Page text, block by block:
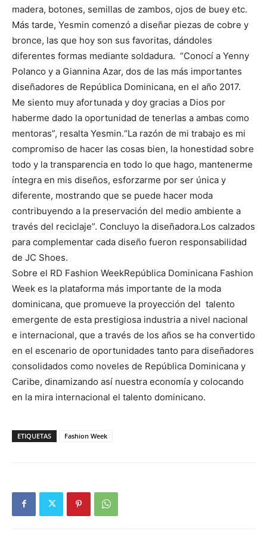
madera, botones, semillas de zambos, ojos de buey etc.
Más tarde, Yesmin comenzó a diseñar piezas de cobre y
bronce, las que hoy son sus favoritas, dándoles
diferentes formas mediante soldadura. “Conocí a Yenny
Polanco y a Giannina Azar, dos de las más importantes
diseñadores de República Dominicana, en el año 2017.
Me siento muy afortunada y doy gracias a Dios por
haberme dado la oportunidad de tenerlas a ambas como
mentoras”, resalta Yesmin.“La razón de mi trabajo es mi
compromiso de hacer las cosas bien, la honestidad sobre
todo y la transparencia en todo lo que hago, mantenerme
íntegra en mis diseños, esforzarme por ser única y
diferente, mostrando que se puede hacer moda
contribuyendo a la preservación del medio ambiente a
través del reciclaje”. Concluyo la diseñadora.Los calzados
para complementar cada diseño fueron responsabilidad
de JC Shoes.
Sobre el RD Fashion WeekRepública Dominicana Fashion
Week es la plataforma más importante de la moda
dominicana, que promueve la proyección del talento
emergente de esta prestigiosa industria a nivel nacional
e internacional, que a través de los años se ha convertido
en el escenario de oportunidades tanto para diseñadores
consolidados como noveles de República Dominicana y
Caribe, dinamizando así nuestra economía y colocando
en la mira internacional el talento dominicano.
ETIQUETAS Fashion Week